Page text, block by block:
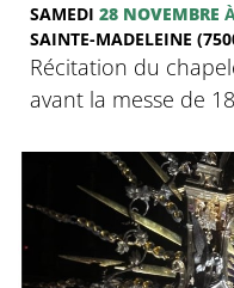
SAMEDI 28 NOVEMBRE
SAINTE-MADELEINE
Récitation du
avant la messe de